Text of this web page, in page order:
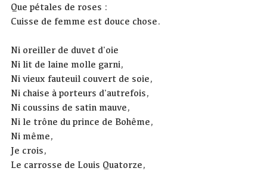
Que pétales de roses :
Cuisse de femme est douce chose.
Ni oreiller de duvet d'oie
Ni lit de laine molle garni,
Ni vieux fauteuil couvert de soie,
Ni chaise à porteurs d'autrefois,
Ni coussins de satin mauve,
Ni le trône du prince de Bohême,
Ni même,
Je crois,
Le carrosse de Louis Quatorze,